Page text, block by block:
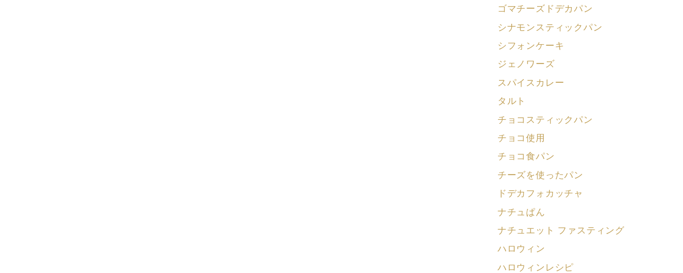
ゴマチーズドデカパン
シナモンスティックパン
シフォンケーキ
ジェノワーズ
スパイスカレー
タルト
チョコスティックパン
チョコ使用
チョコ食パン
チーズを使ったパン
ドデカフォカッチャ
ナチュぱん
ナチュエット ファスティング
ハロウィン
ハロウィンレシピ